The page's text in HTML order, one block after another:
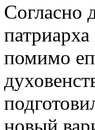
Согласно
помимо
новый